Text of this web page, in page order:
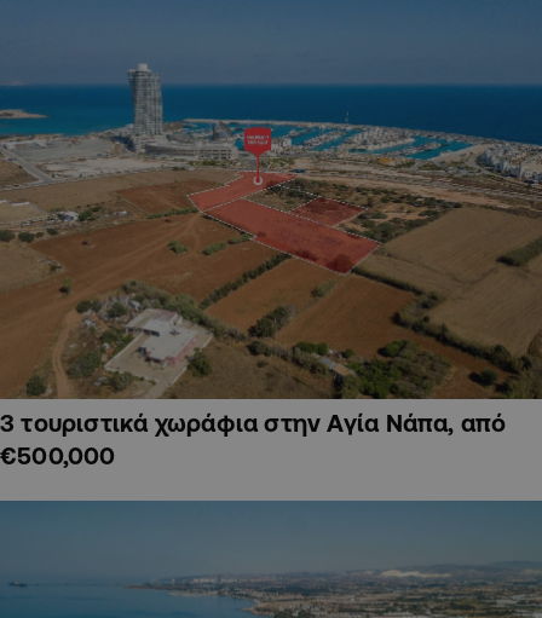
3 τουριστικά χωράφια στην Αγία Νάπα, από
€500,000